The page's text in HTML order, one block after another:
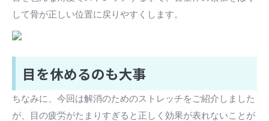
して骨が正しい位置に戻りやすくします。
目を休めるのも大事
ちなみに、今回は解消のためのストレッチをご紹介しました
が、目の疲労がたまりすぎると正しく効果が表れないことが